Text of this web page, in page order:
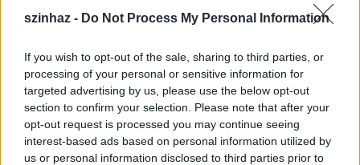
szinhaz - Do Not Process My Personal Information
If you wish to opt-out of the sale, sharing to third parties, or
processing of your personal or sensitive information for
targeted advertising by us, please use the below opt-out
section to confirm your selection. Please note that after your
opt-out request is processed you may continue seeing
interest-based ads based on personal information utilized by
us or personal information disclosed to third parties prior to
Dióssi
Gábor,
Fazakas
Júlia,
Domokos
László